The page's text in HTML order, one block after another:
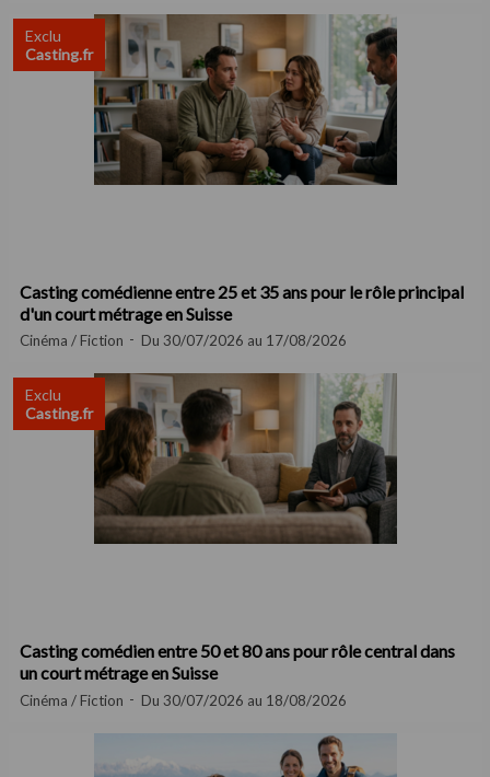
Exclu
Casting.fr
Casting comédienne entre 25 et 35 ans pour le rôle principal
d'un court métrage en Suisse
Cinéma / Fiction Du 30/07/2026 au 17/08/2026
Exclu
Casting.fr
Casting comédien entre 50 et 80 ans pour rôle central dans
un court métrage en Suisse
Cinéma / Fiction Du 30/07/2026 au 18/08/2026